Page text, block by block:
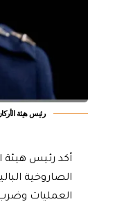
رئيس هيئة
أكد رئيس هيئة
الصاروخية
العمليات وضرب